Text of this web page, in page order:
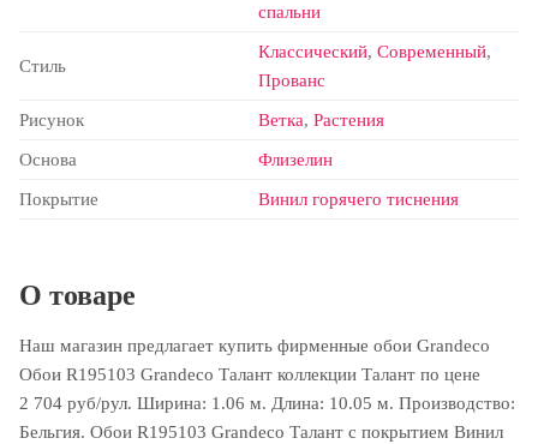
спальни
Стиль
Классический, Современный,
Прованс
Рисунок Ветка, Растения
Основа Флизелин
Покрытие Винил горячего тиснения
О товаре
Наш магазин предлагает купить фирменные обои Grandeco
Обои R195103 Grandeco Талант коллекции Талант по цене
2 704 руб/рул. Ширина: 1.06 м. Длина: 10.05 м. Производство:
Бельгия. Обои R195103 Grandeco Талант с покрытием Винил